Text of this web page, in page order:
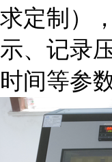
求定制）
示、记录
时间等参